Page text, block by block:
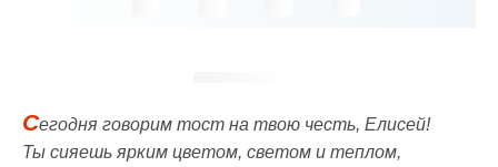
Сегодня говорим тост на твою честь, Елисей!
Ты сияешь ярким цветом, светом и теплом,